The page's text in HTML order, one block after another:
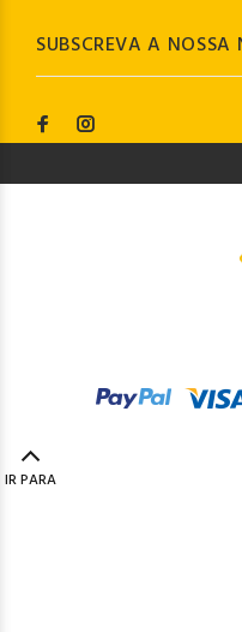
SUBSCREVA A NOSSA
IR PARA